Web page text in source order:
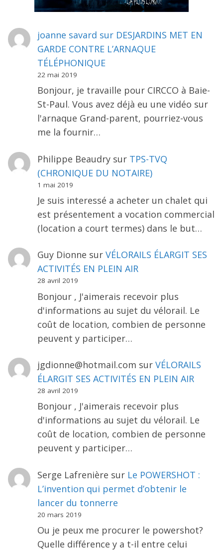
joanne savard sur DESJARDINS MET EN
GARDE CONTRE L’ARNAQUE
TÉLÉPHONIQUE
22 mai 2019
Bonjour, je travaille pour CIRCCO à Baie-
St-Paul. Vous avez déjà eu une vidéo sur
l'arnaque Grand-parent, pourriez-vous
me la fournir…
Philippe Beaudrysur TPS-TVQ
(CHRONIQUE DU NOTAIRE)
1 mai 2019
Je suis interessé a acheter un chalet qui
est présentement a vocation commercial
(location a court termes) dans le but…
Guy Dionne sur VÉLORAILS ÉLARGIT SES
ACTIVITÉS EN PLEIN AIR
28 avril 2019
Bonjour , J'aimerais recevoir plus
d'informations au sujet du vélorail. Le
coût de location, combien de personne
peuvent y participer…
jgdionne@hotmail.com sur VÉLORAILS
ÉLARGIT SES ACTIVITÉS EN PLEIN AIR
28 avril 2019
Bonjour , J'aimerais recevoir plus
d'informations au sujet du vélorail. Le
coût de location, combien de personne
peuvent y participer…
Serge Lafrenière sur Le POWERSHOT :
L’invention qui permet d’obtenir le
lancer du tonnerre
20 mars 2019
Ou je peux me procurer le powershot?
Quelle différence y a t-il entre celui